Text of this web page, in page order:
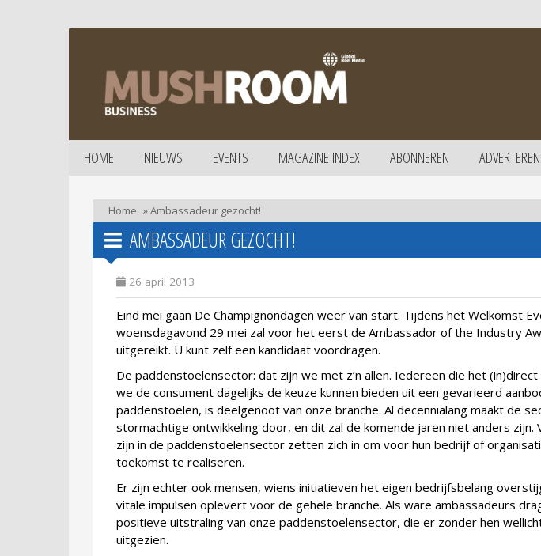
HOME NIEUWS EVENTS MAGAZINE INDEX ABONNEREN ADVERTEREN
Home »Ambassadeur gezocht!
AMBASSADEUR GEZOCHT!
26 april 2013
Eind mei gaan De Champignondagen weer van start. Tijdens het Welkomst
woensdagavond 29 mei zal voor het eerst de Ambassador of the Industry
uitgereikt. U kunt zelf een kandidaat voordragen.
De paddenstoelensector: dat zijn we met z’n allen. Iedereen die het
we de consument dagelijks de keuze kunnen bieden uit een gevarieerd
paddenstoelen, is deelgenoot van onze branche. Al decennialang maakt de
stormachtige ontwikkeling door, en dit zal de komende jaren niet anders zijn.
zijn in de paddenstoelensector zetten zich in om voor hun bedrijf of
toekomst te realiseren.
Er zijn echter ook mensen, wiens initiatieven het eigen bedrijfsbelang
vitale impulsen oplevert voor de gehele branche. Als ware ambassadeurs
positieve uitstraling van onze paddenstoelensector, die er zonder hen
uitgezien.